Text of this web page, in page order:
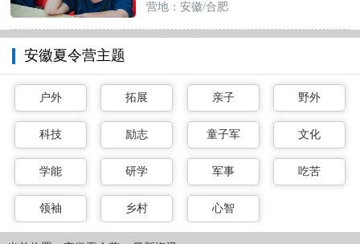
营地：安徽/合肥
安徽夏令营主题
户外 拓展 亲子 野外
科技 励志 童子军 文化
学能 研学 军事 吃苦
领袖 乡村 心智